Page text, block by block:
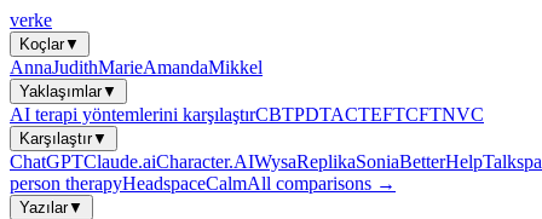
verke
Koçlar▼
AnnaJudithMarieAmandaMikkel
Yaklaşımlar▼
AI terapi yöntemlerini karşılaştırCBTPDTACTEFTCFTNVC
Karşılaştır▼
ChatGPTClaude.aiCharacter.AIWysaReplikaSoniaBetterHelp
person therapyHeadspaceCalmAll comparisons →
Yazılar▼